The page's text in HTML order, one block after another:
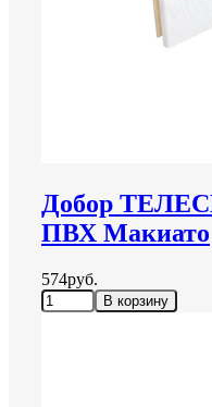
Добор
ПВХ Макиато
574руб.